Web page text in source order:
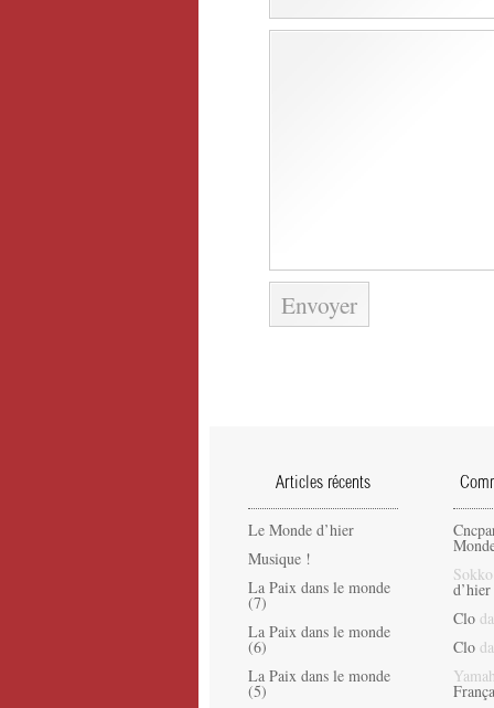
Articles récents
Le Monde d’hier
Musique !
La Paix dans le monde
(7)
La Paix dans le monde
(6)
La Paix dans le monde
(5)
Sokko
d’hier
Clo
Clo